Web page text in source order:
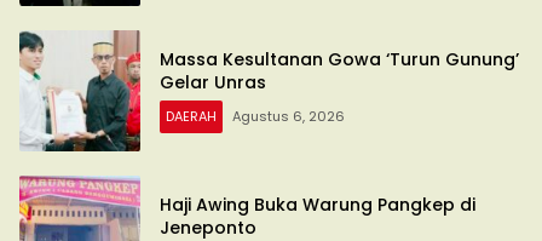
Massa Kesultanan Gowa ‘Turun Gunung’
Gelar Unras
DAERAH Agustus 6, 2026
Haji Awing Buka Warung Pangkep di
Jeneponto